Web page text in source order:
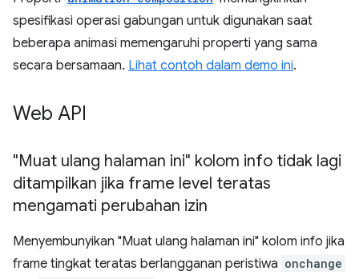
spesifikasi operasi gabungan untuk digunakan saat
beberapa animasi memengaruhi properti yang sama
secara bersamaan. Lihat contoh dalam demo ini.
Web API
"Muat ulang halaman ini" kolom info tidak lagi
ditampilkan jika frame level teratas
mengamati perubahan izin
Menyembunyikan "Muat ulang halaman ini" kolom info jika
frame tingkat teratas berlangganan peristiwa onchange